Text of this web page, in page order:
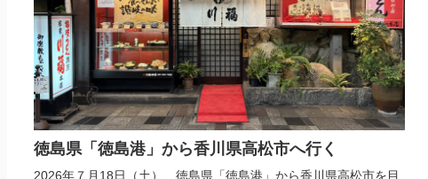
徳島県「徳島港」から香川県高松市へ行く
2026年７月18日（土）、徳島県「徳島港」から香川県高松市を目